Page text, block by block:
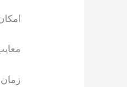
زمان‌بر (۱۰ تا ۴۰ روز